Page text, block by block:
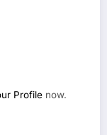
Profile now.